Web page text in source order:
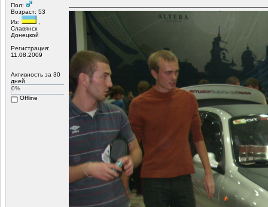
Пол:
Возраст: 53
Из:
Славянск
Донецкой
Регистрация:
11.08.2009
Активность за 30
дней
0%
Offline